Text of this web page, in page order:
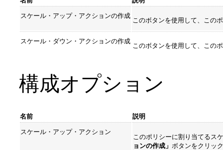
スケール・アップ・アクションの作成
このボタンを使用して、この
スケール・ダウン・アクションの作成
このボタンを使用して、この
構成オプション
名前 説明
スケール・アップ・アクション
このポリシーに割り当てるス
ョンの作成」 ボタンをクリッ